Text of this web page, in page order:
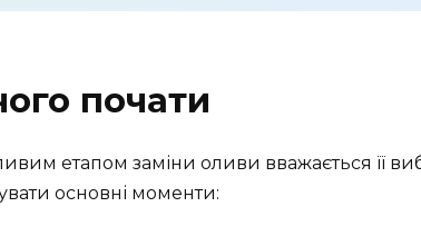
почати
етапом заміни оливи вважається її
основні моменти: